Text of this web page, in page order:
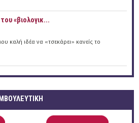
«βιολογικ...
καλή ιδέα να «τσεκάρει» κανείς το